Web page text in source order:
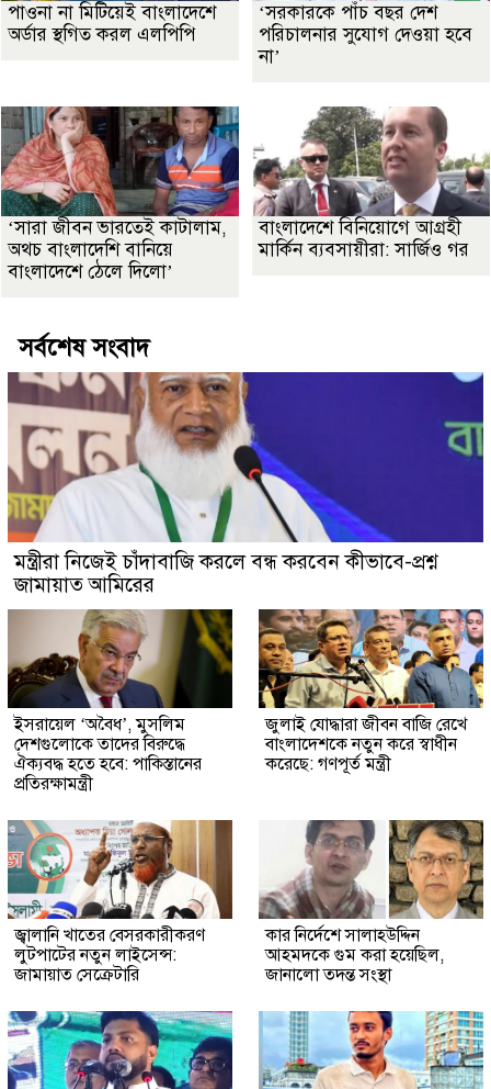
পাওনা না মিটিয়েই বাংলাদেশে
অর্ডার স্থগিত করল এলপিপি
‘সরকারকে পাঁচ বছর দেশ
পরিচালনার সুযোগ দেওয়া হবে
না’
‘সারা জীবন ভারতেই কাটালাম,
অথচ বাংলাদেশি বানিয়ে
বাংলাদেশে ঠেলে দিলো’
বাংলাদেশে বিনিয়োগে আগ্রহী
মার্কিন ব্যবসায়ীরা: সার্জিও গর
সর্বশেষ সংবাদ
মন্ত্রীরা নিজেই চাঁদাবাজি করলে বন্ধ করবেন কীভাবে-প্রশ্ন
জামায়াত আমিরের
ইসরায়েল ‘অবৈধ’, মুসলিম
দেশগুলোকে তাদের বিরুদ্ধে
ঐক্যবদ্ধ হতে হবে: পাকিস্তানের
প্রতিরক্ষামন্ত্রী
জুলাই যোদ্ধারা জীবন বাজি রেখে
বাংলাদেশকে নতুন করে স্বাধীন
করেছে: গণপূর্ত মন্ত্রী
জ্বালানি খাতের বেসরকারীকরণ
লুটপাটের নতুন লাইসেন্স:
জামায়াত সেক্রেটারি
কার নির্দেশে সালাহউদ্দিন
আহমদকে গুম করা হয়েছিল,
জানালো তদন্ত সংস্থা